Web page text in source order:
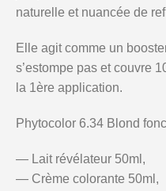
naturelle et nuancée de
Elle agit comme un
s’estompe pas et couvre
la 1ère application.
Phytocolor 6.34 Blond
— Lait révélateur 50ml,
— Crème colorante 50ml,